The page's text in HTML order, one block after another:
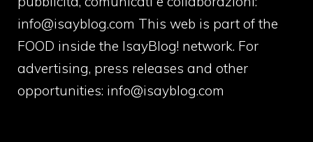
info@isayblog.com This web is part of the
FOOD inside the IsayBlog! network. For
advertising, press releases and other
opportunities: info@isayblog.com